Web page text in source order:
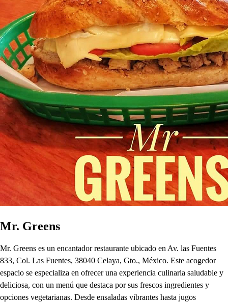
Mr. Greens
Mr. Greens es un encantador restaurante ubicado en Av. las Fuentes
833, Col. Las Fuentes, 38040 Celaya, Gto., México. Este acogedor
espacio se especializa en ofrecer una experiencia culinaria saludable y
deliciosa, con un menú que destaca por sus frescos ingredientes y
opciones vegetarianas. Desde ensaladas vibrantes hasta jugos